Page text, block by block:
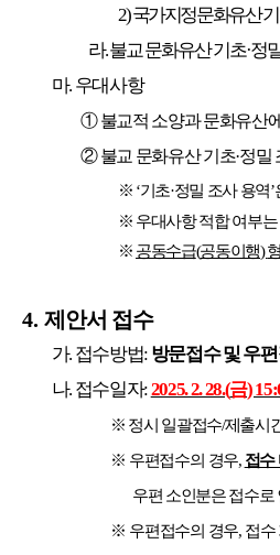
2)국가지정문화유산
라.불교 문화유산 기초·정
마. 우대사항
①불교적 소양과 문화유산
②불교 문화유산 기초·정밀
※ ‘기초·정밀 조사 용역’
※ 우대사항 적합 여부
※ 공동수급(공동이행)
4. 제안서 접수
가. 접수방법: 방문접수 및 우
나. 접수일자:2025. 2. 28.(금)
※ 정시 일괄접수/제출시
※ 우편접수의 경우, 접수
우편 소인분은 접수로
※ 우편접수의 경우, 접수